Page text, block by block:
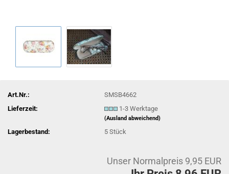
Art.Nr.:
SMSB4662
Lieferzeit:
1-3 Werktage
(Ausland abweichend)
Lagerbestand: 5Stück
Unser Normalpreis 9,95 EUR